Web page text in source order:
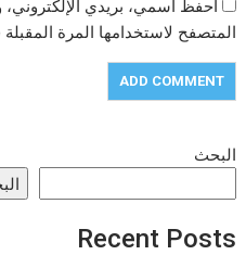
احفظ اسمي، بريدي الإلكتروني،
المتصفح لاستخدامها المرة
البحث
Recent Posts